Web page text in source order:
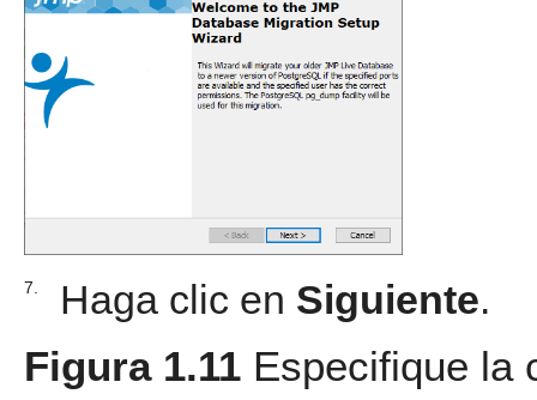
7. Haga clic en Siguiente.
Figura 1.11 Especifique la